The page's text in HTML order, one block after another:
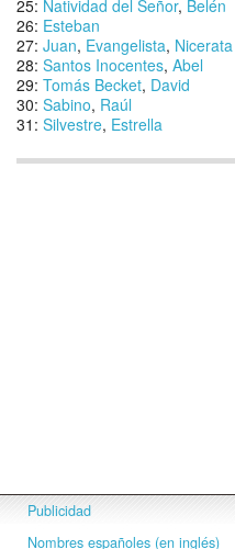
25: Natividad del Señor, Belén
26: Esteban
27: Juan, Evangelista, Nicerata
28: Santos Inocentes, Abel
29: Tomás Becket, David
30: Sabino, Raúl
31: Silvestre, Estrella
Publicidad
Nombres españoles (en inglés)